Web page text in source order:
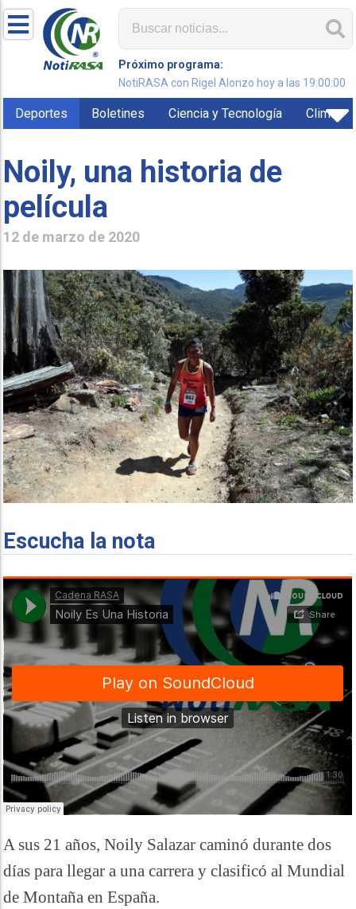
Próximo programa:
NotiRASA con Rigel Alonzo hoy a las 19:00:00
Deportes Boletines Ciencia y Tecnología Clima
Noily, una historia de
película
12 de marzo de 2020
Escucha la nota
A sus 21 años, Noily Salazar caminó durante dos
días para llegar a una carrera y clasificó al Mundial
de Montaña en España.